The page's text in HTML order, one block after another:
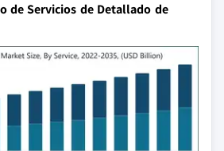
de Servicios de Detallado de